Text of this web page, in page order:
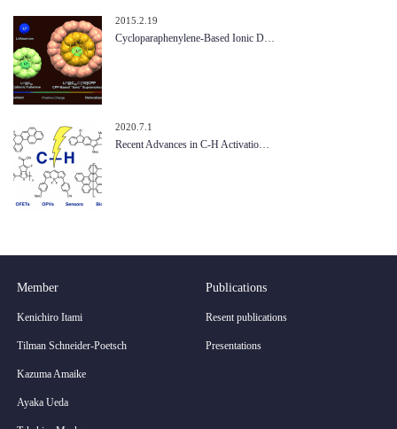
2015.2.19
Cycloparaphenylene-Based Ionic D…
2020.7.1
Recent Advances in C-H Activatio…
Member
Kenichiro Itami
Tilman Schneider-Poetsch
Kazuma Amaike
Ayaka Ueda
Publications
Resent publications
Presentations